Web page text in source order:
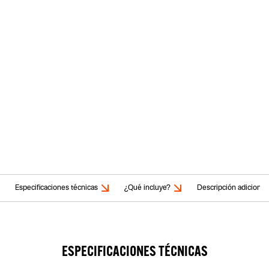
Especificaciones técnicas ¿Qué incluye? Descripción adicional
ESPECIFICACIONES TÉCNICAS